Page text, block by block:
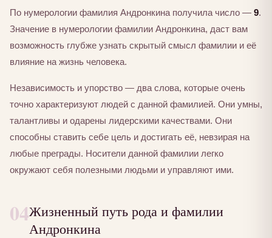
По нумерологии фамилия Андронкина получила число — 9.
Значение в нумерологии фамилии Андронкина, даст вам
возможность глубже узнать скрытый смысл фамилии и её
влияние на жизнь человека.
Независимость и упорство — два слова, которые очень
точно характеризуют людей с данной фамилией. Они умны,
талантливы и одарены лидерскими качествами. Они
способны ставить себе цель и достигать её, невзирая на
любые преграды. Носители данной фамилии легко
окружают себя полезными людьми и управляют ими.
04Жизненный путь рода и фамилии
Андронкина